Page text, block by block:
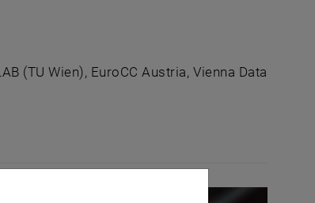
(TU Wien), EuroCC Austria, Vienna Data